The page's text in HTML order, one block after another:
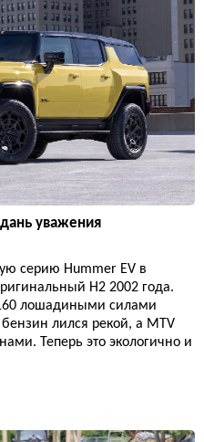
уважения
серию Hummer EV в
H2 2002 года.
лошадиными силами
лился рекой, а MTV
Теперь это экологично и